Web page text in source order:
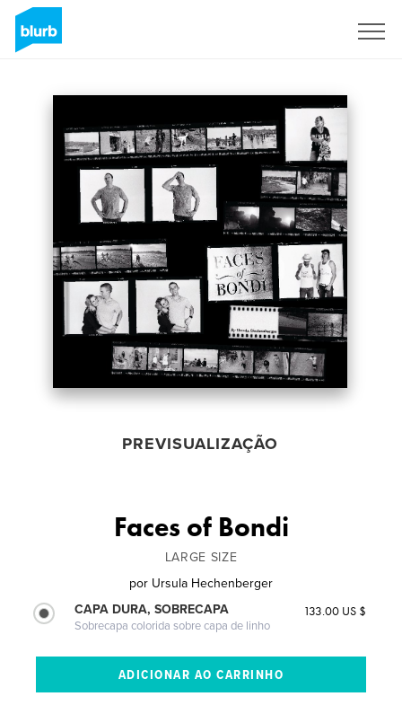
PREVISUALIZAÇÃO
Faces of Bondi
LARGE SIZE
por Ursula Hechenberger
CAPA DURA, SOBRECAPA
Sobrecapa colorida sobre capa de linho
133.00 US $